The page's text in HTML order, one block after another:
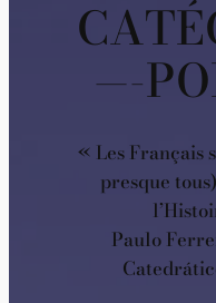
—-
« Les Français
presque
Paulo